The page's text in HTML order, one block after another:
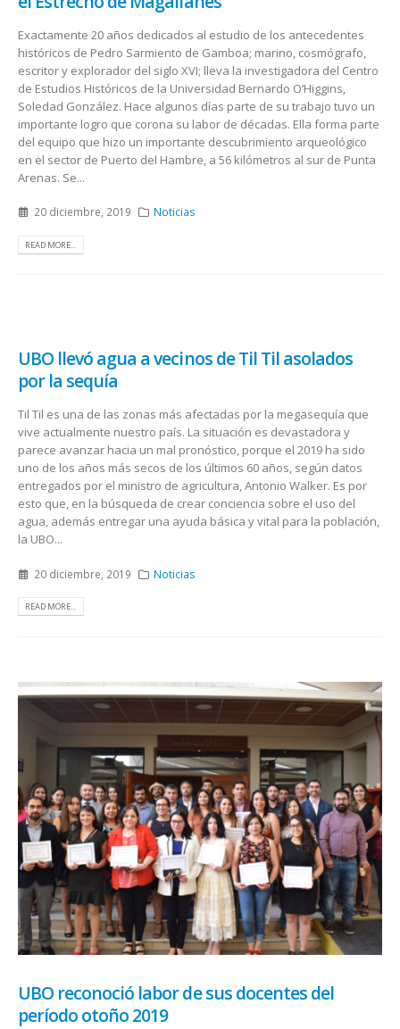
Exactamente 20 años dedicados al estudio de los antecedentes
históricos de Pedro Sarmiento de Gamboa; marino, cosmógrafo,
escritor y explorador del siglo XVI; lleva la investigadora del Centro
de Estudios Históricos de la Universidad Bernardo O’Higgins,
Soledad González. Hace algunos días parte de su trabajo tuvo un
importante logro que corona su labor de décadas. Ella forma parte
del equipo que hizo un importante descubrimiento arqueológico
en el sector de Puerto del Hambre, a 56 kilómetros al sur de Punta
Arenas. Se...
20 diciembre, 2019 Noticias
READ MORE...
UBO llevó agua a vecinos de Til Til asolados
por la sequía
Til Til es una de las zonas más afectadas por la megasequía que
vive actualmente nuestro país. La situación es devastadora y
parece avanzar hacia un mal pronóstico, porque el 2019 ha sido
uno de los años más secos de los últimos 60 años, según datos
entregados por el ministro de agricultura, Antonio Walker. Es por
esto que, en la búsqueda de crear conciencia sobre el uso del
agua, además entregar una ayuda básica y vital para la población,
la UBO...
20 diciembre, 2019 Noticias
READ MORE...
UBO reconoció labor de sus docentes del
período otoño 2019